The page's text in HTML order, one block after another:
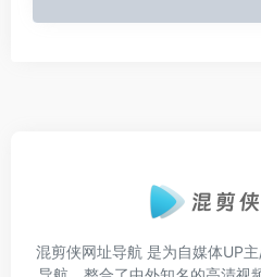
混剪侠网址导航 是为自媒体UP